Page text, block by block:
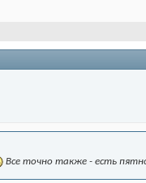
Все точно также - есть